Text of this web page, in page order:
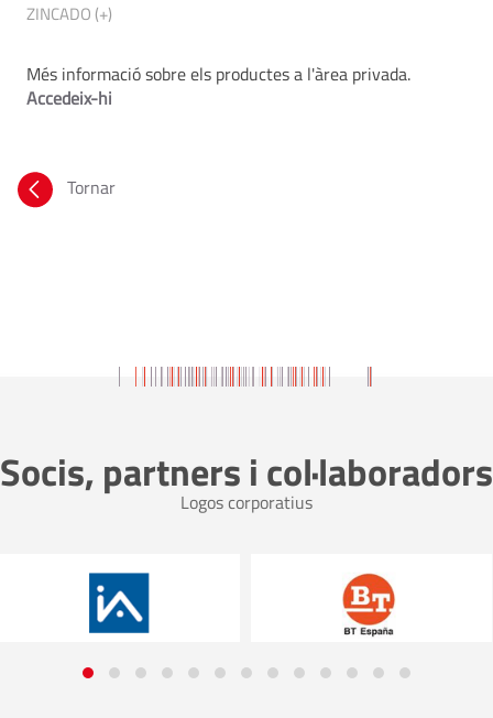
ZINCADO (+)
Més informació sobre els productes a l'àrea privada.
Accedeix-hi
Tornar
Socis, partners i col·laboradors
Logos corporatius